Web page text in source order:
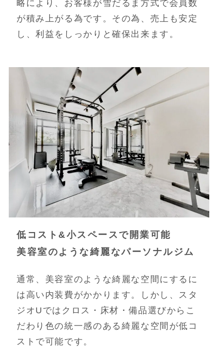
略により、お客様が雪だるま方式で会員数
が積み上がる為です。その為、売上も安定
し、利益をしっかりと確保出来ます。
低コスト&小スペースで開業可能
美容室のような綺麗なパーソナルジム
通常、美容室のような綺麗な空間にするに
は高い内装費がかかります。しかし、スタ
ジオUではクロス・床材・備品選びからこ
だわり色の統一感のある綺麗な空間が低コ
ストで可能です。